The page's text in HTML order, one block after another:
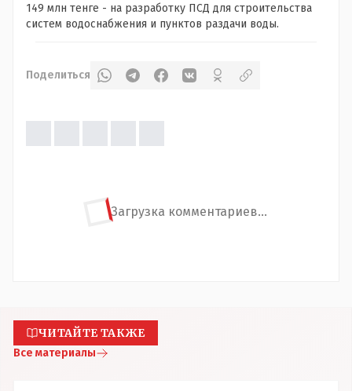
149 млн тенге - на разработку ПСД для строительства
систем водоснабжения и пунктов раздачи воды.
Поделиться
Загрузка комментариев...
ЧИТАЙТЕ ТАКЖЕ
Все материалы